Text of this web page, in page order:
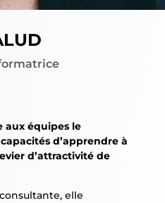
aux équipes le
d’apprendre à
d’attractivité de
elle